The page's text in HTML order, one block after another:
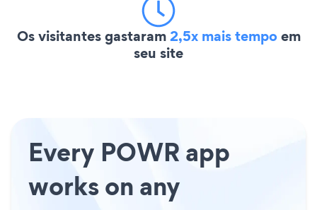
Os visitantes gastaram2,5x mais tempoem
seu site
Every POWR app
works on any